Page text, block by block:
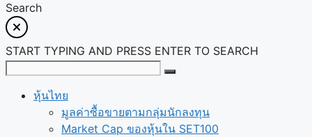
Search
START TYPING AND PRESS ENTER TO SEARCH
หุ้นไทย
มูลค่าซื้อขายตามกลุ่มนักลงทุน
Market Cap ของหุ้นใน SET100